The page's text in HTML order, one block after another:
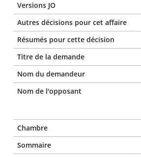
Versions JO
Autres décisions pour cet affaire
Résumés pour cette décision
Titre de la demande
Nom du demandeur
Nom de l'opposant
Chambre
Sommaire